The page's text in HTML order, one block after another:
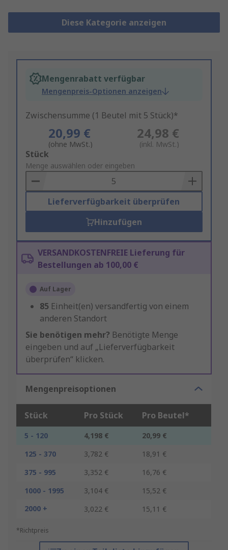
Diese Kategorie anzeigen
Mengenrabatt verfügbar
Mengenpreis-Optionen anzeigen
Zwischensumme (1 Beutel mit 5 Stück)*
20,99 €
(ohne MwSt.)
24,98 €
(inkl. MwSt.)
Add
to
Basket
Stück
Menge auswählen oder eingeben
Lieferverfügbarkeit überprüfen
Hinzufügen
VERSANDKOSTENFREIE Lieferung für
Bestellungen ab 100,00 €
Auf Lager
85 Einheit(en) versandfertig von einem
anderen Standort
Sie benötigen mehr? Benötigte Menge
eingeben und auf „Lieferverfügbarkeit
überprüfen“ klicken.
Mengenpreisoptionen
Stück Pro Stück Pro Beutel*
5 - 120 4,198 €
20,99 €
125 - 370
3,782 €
18,91 €
375 - 995
3,352 €
16,76 €
1000 - 1995
3,104 €
15,52 €
2000 +
3,022 € 15,11 €
*Richtpreis